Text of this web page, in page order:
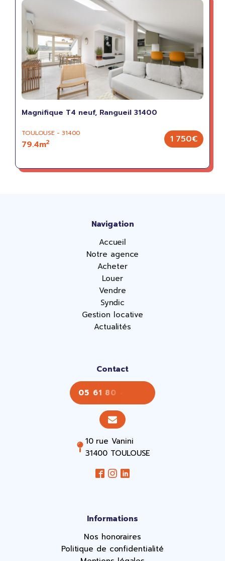
Magnifique T4 neuf, Rangueil 31400
TOULOUSE - 31400
79.4m2 1 750€
Navigation
Accueil
Notre agence
Acheter
Louer
Vendre
Syndic
Gestion locative
Actualités
Contact
05 61 80 43 43
10 rue Vanini
31400 TOULOUSE
Informations
Nos honoraires
Politique de confidentialité